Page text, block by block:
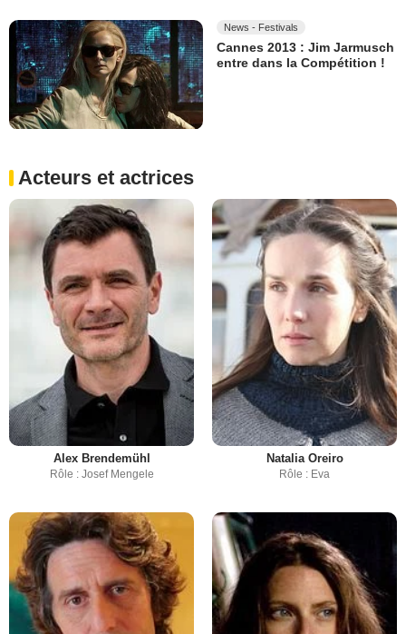
News - Festivals
Cannes 2013 : Jim Jarmusch
entre dans la Compétition !
Acteurs et actrices
Alex Brendemühl
Rôle : Josef Mengele
Natalia Oreiro
Rôle : Eva